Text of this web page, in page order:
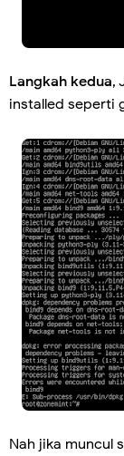
Langkah kedua,
installed seperti
Nah jika muncul